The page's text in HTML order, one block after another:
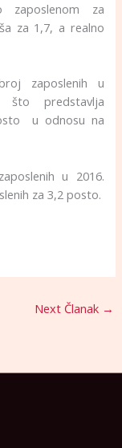
zaposlenom za
za 1,7, a realno
zaposlenih u
što predstavlja
u odnosu na
u 2016.
za 3,2 posto.
Next Članak →